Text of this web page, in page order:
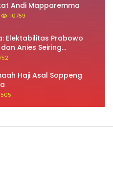
Andi Mapparemma
10759
Elektabilitas Prabowo
Anies Seiring
Jokowi Naik
Haji Asal Soppeng